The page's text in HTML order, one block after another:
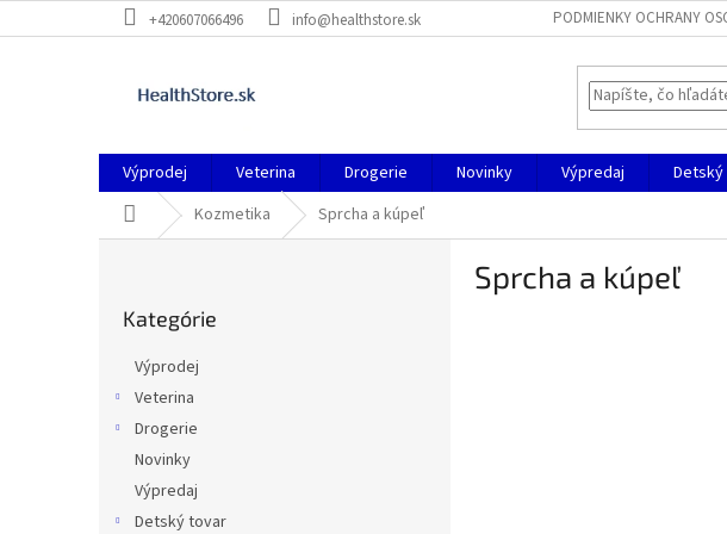
na
+420607066496 info@healthstore.sk PODMIENKY OCHRANY
Výprodej Veterina Drogerie Novinky Výpredaj
DomovKozmetika Sprcha a kúpeľ
kategórie
Kategórie
Výprodej
Veterina
Drogerie
Novinky
Výpredaj
Detský tovar
Sprcha a kúpeľ